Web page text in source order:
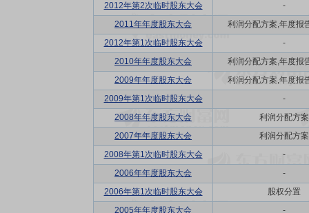
2012年第2次临时股东大会
-
2011年年度股东大会
利润分配方案,年度报
2012年第1次临时股东大会
-
2010年年度股东大会
利润分配方案,年度报
2009年年度股东大会
利润分配方案,年度报
2009年第1次临时股东大会
-
2008年年度股东大会
利润分配方案
2007年年度股东大会
利润分配方案
2008年第1次临时股东大会
-
2006年年度股东大会
-
2006年第1次临时股东大会
股权分置
2005年年度股东大会
-